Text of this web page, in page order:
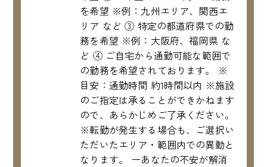
を希望 ※例：九州エリア、関西エ
リア など ③ 特定の都道府県での勤
務を希望 ※例：大阪府、福岡県 な
ど ④ ご自宅から通勤可能な範囲で
の勤務を希望されております。 ※
目安：通勤時間 約1時間以内 ※施設
のご指定は承ることができかねます
ので、あらかじめご了承ください。
※転勤が発生する場合も、ご選択い
ただいたエリア・範囲内での異動と
なります。 ーあなたの不安が解消